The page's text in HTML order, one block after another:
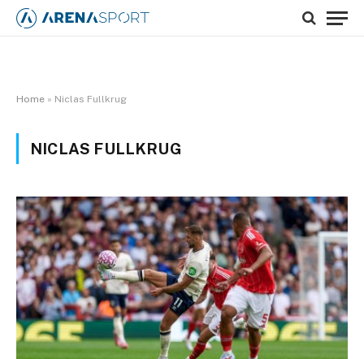
Home » Niclas Fullkrug
NICLAS FULLKRUG